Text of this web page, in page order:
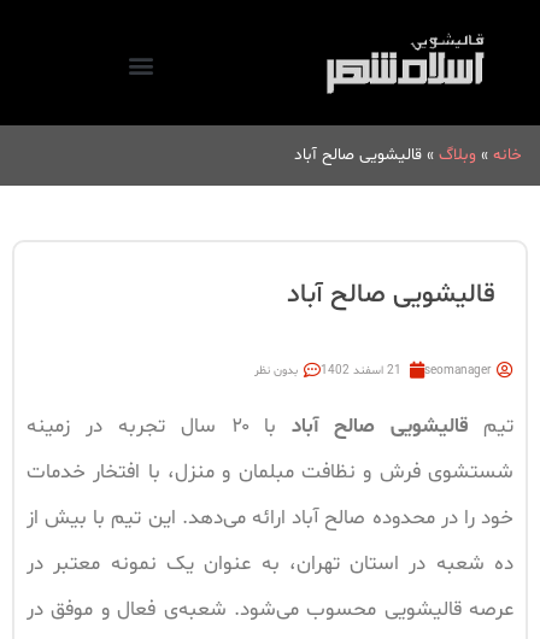
خانه » وبلاگ » قالیشویی صالح آباد
قالیشویی صالح آباد
seomanager 21 اسفند 1402 بدون نظر
تیم قالیشویی صالح آباد
با ۲۰ سال تجربه در زمینه
شستشوی فرش و نظافت مبلمان و منزل، با افتخار خدمات
خود را در محدوده صالح آباد ارائه می‌دهد. این تیم با بیش از
ده شعبه در استان تهران، به عنوان یک نمونه معتبر در
عرصه قالیشویی محسوب می‌شود. شعبه‌ی فعال و موفق در